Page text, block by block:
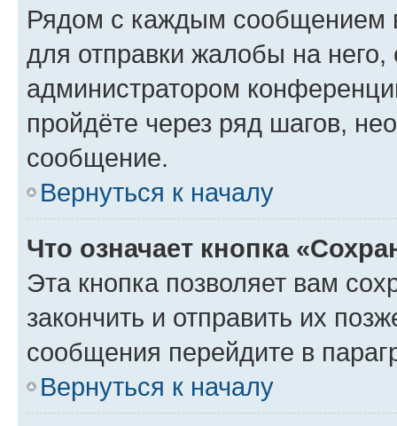
Рядом с каждым сообщением
для отправки жалобы на
администратором
пройдёте через ряд шагов,
сообщение.
Вернуться к началу
Что означает кнопка
Эта кнопка позволяет вам
закончить и отправить их
сообщения перейдите в
Вернуться к началу